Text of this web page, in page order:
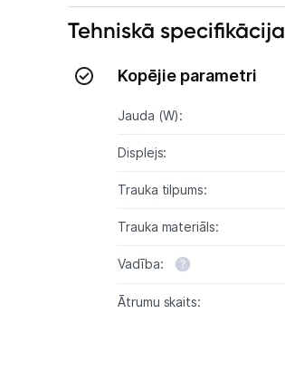
Tehniskā specifikācija
Kopējie parametri
Jauda (W):
Displejs:
Trauka tilpums:
Trauka materiāls:
Vadība:
Ātrumu skaits: